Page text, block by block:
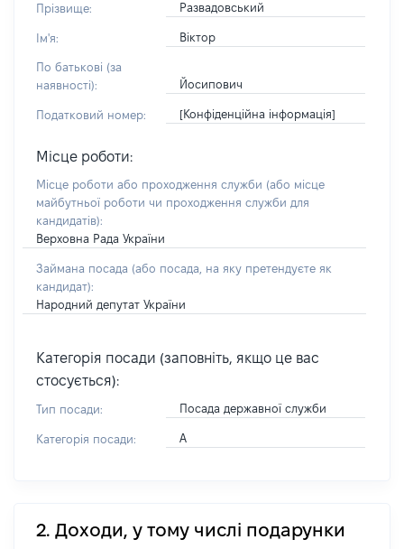
Прізвище: Развадовський
Ім'я: Віктор
По батькові (за
наявності):
Йосипович
Податковий номер: [Конфіденційна інформація]
Місце роботи:
Місце роботи або проходження служби (або місце
майбутньої роботи чи проходження служби для
кандидатів):
Верховна Рада України
Займана посада (або посада, на яку претендуєте як
кандидат):
Народний депутат України
Категорія посади (заповніть, якщо це вас
стосується):
Тип посади: Посада державної служби
Категорія посади: А
2. Доходи, у тому числі подарунки